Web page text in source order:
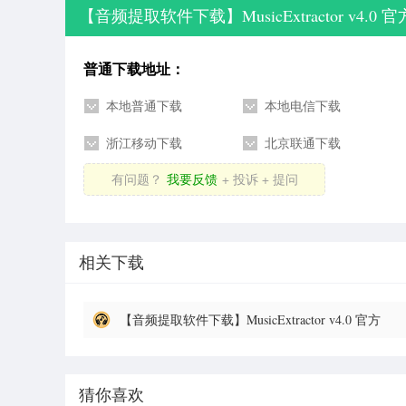
【音频提取软件下载】MusicExtractor v4.0 官
普通下载地址：
本地普通下载 本地电信下载
浙江移动下载 北京联通下载
有问题？ 我要反馈 + 投诉 + 提问
相关下载
【音频提取软件下载】MusicExtractor v4.0 官方
猜你喜欢